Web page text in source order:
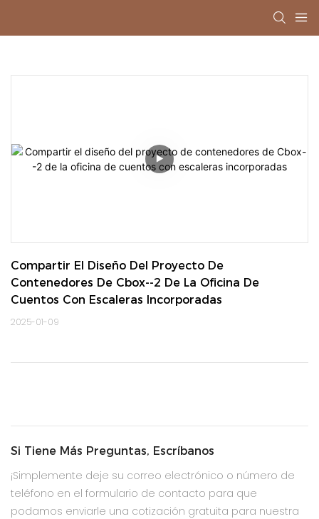
Compartir El Diseño Del Proyecto De
Contenedores De Cbox--2 De La Oficina De
Cuentos Con Escaleras Incorporadas
2025-01-09
Si Tiene Más Preguntas, Escríbanos
¡Simplemente deje su correo electrónico o número de
teléfono en el formulario de contacto para que
podamos enviarle una cotización gratuita para nuestra